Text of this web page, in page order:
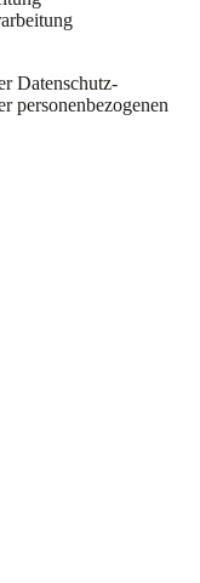
Datenschutz-
personenbezogenen